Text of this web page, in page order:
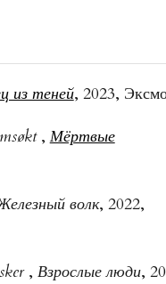
из теней, 2023,
,Мёртвые
волк, 2022,
, Взрослые люди,